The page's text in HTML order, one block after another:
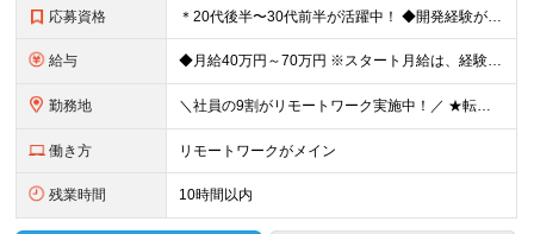
応募資格 ＊20代後半〜30代前半が活躍中！ ◆開発経験が3年以上ある方（Web・オープン系システム等） ◆学歴不問 ★Java(Spring、Spring Boot)、Python(Django)、 Re
給与 ◆月給40万円～70万円 ※スタート月給は、経験・能力・前職の給与等を考慮の上で決定いたします。 ※上記金額には残業の有無に関わらず、 月30時間分の固定残業代（7万6,000円～13万3,000円
勤務地 ＼社員の9割がリモートワーク実施中！／ ★転勤ナシ！ ★UIターン歓迎！ 関東、関西、東海、九州・中国エリアの各プロジェクト先から希望を優先して決定。 ※リモート案件も多数あり！ ◆関東エリア
働き方 リモートワークがメイン
残業時間 10時間以内